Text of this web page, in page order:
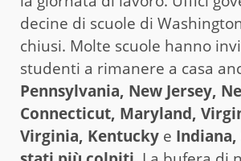
decine di scuole di
chiusi. Molte scuole hanno
studenti a rimanere a casa
Pennsylvania, New Jersey,
Connecticut, Maryland,
Virginia, Kentucky e